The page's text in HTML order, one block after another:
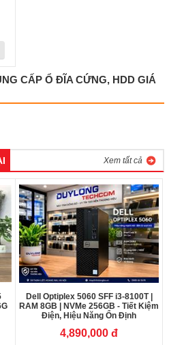
CẤP Ổ ĐĨA CỨNG, HDD GIÁ
Xem tất cả
Dell Optiplex 5060 SFF i3-8100T |
RAM 8GB | NVMe 256GB - Tiết Kiệm
Điện, Hiệu Năng Ổn Định
4,890,000 đ